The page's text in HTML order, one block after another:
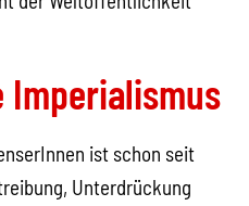
Imperialismus
ist schon seit
Unterdrückung